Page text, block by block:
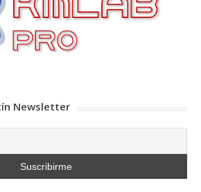
Newsletter